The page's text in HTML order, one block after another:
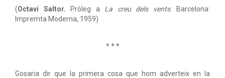
(Octavi Saltor. Pròleg a La creu dels vents. Barcelona:
Impremta Moderna, 1959)
* * *
Gosaria dir que la primera cosa que hom adverteix en la